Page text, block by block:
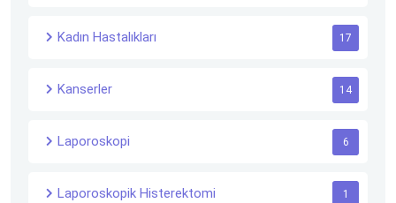
Kadın Hastalıkları 17
Kanserler 14
Laporoskopi 6
Laporoskopik Histerektomi 1